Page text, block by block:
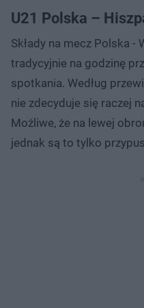
U21 Polska –
Składy na mecz Polska -
tradycyjnie na godzinę
spotkania. Według
nie zdecyduje się raczej
Możliwe, że na lewej
jednak są to tylko